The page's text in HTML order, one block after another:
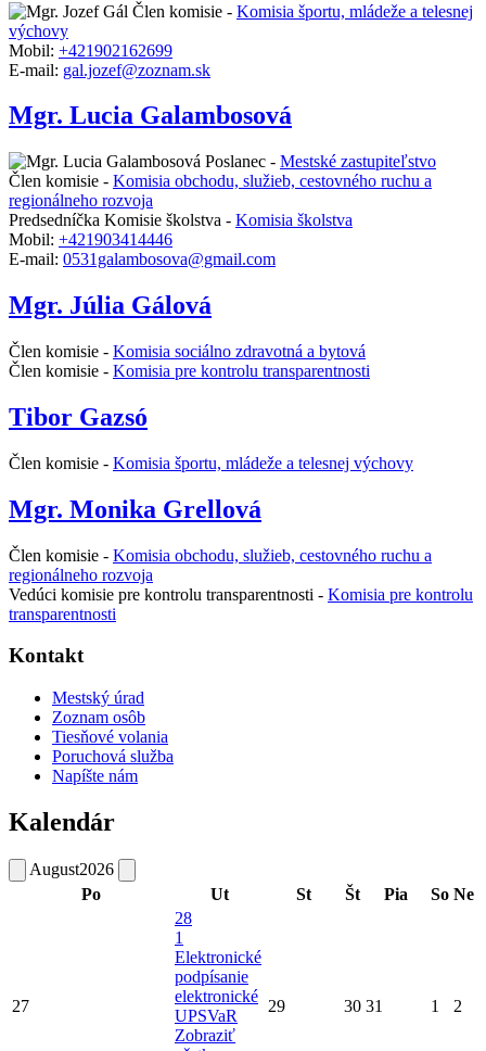
Člen komisie - Komisia športu, mládeže a telesnej
výchovy
Mobil: +421902162699
E-mail: gal.jozef@zoznam.sk
Mgr. Lucia Galambosová
Poslanec - Mestské zastupiteľstvo
Člen komisie - Komisia obchodu, služieb, cestovného ruchu a
regionálneho rozvoja
Predsedníčka Komisie školstva - Komisia školstva
Mobil: +421903414446
E-mail: 0531galambosova@gmail.com
Mgr. Júlia Gálová
Člen komisie - Komisia sociálno zdravotná a bytová
Člen komisie - Komisia pre kontrolu transparentnosti
Tibor Gazsó
Člen komisie - Komisia športu, mládeže a telesnej výchovy
Mgr. Monika Grellová
Člen komisie - Komisia obchodu, služieb, cestovného ruchu a
regionálneho rozvoja
Vedúci komisie pre kontrolu transparentnosti - Komisia pre kontrolu
transparentnosti
Kontakt
Mestský úrad
Zoznam osôb
Tiesňové volania
Poruchová služba
Napíšte nám
Kalendár
August2026
Po
Ut St Št Pia So Ne
27
28
1
Elektronické
podpísanie
elektronické
UPSVaR
Zobraziť
29 30 31 1 2